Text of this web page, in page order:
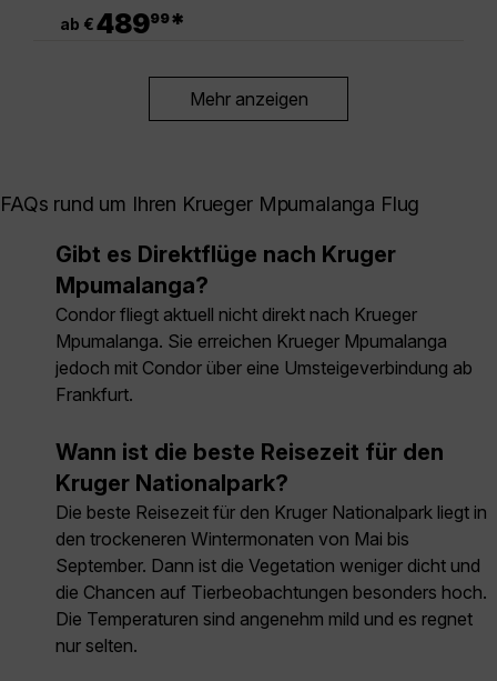
ab €48999*
Mehr anzeigen
FAQs rund um Ihren Krueger Mpumalanga Flug
Gibt es Direktflüge nach Kruger
Mpumalanga?
Condor fliegt aktuell nicht direkt nach Krueger
Mpumalanga. Sie erreichen Krueger Mpumalanga
jedoch mit Condor über eine Umsteigeverbindung ab
Frankfurt.
Wann ist die beste Reisezeit für den
Kruger Nationalpark?
Die beste Reisezeit für den Kruger Nationalpark liegt in
den trockeneren Wintermonaten von Mai bis
September. Dann ist die Vegetation weniger dicht und
die Chancen auf Tierbeobachtungen besonders hoch.
Die Temperaturen sind angenehm mild und es regnet
nur selten.